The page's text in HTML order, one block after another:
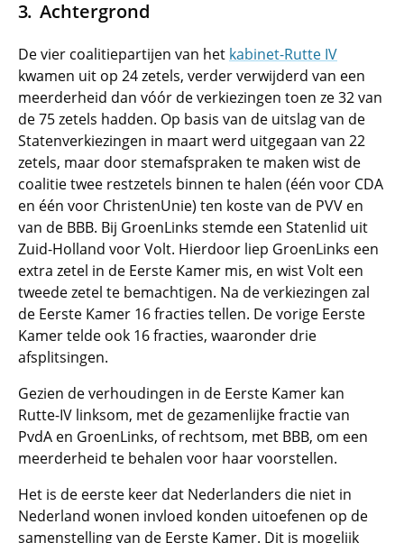
Achtergrond
De vier coalitiepartijen van het kabinet-Rutte IV
kwamen uit op 24 zetels, verder verwijderd van een
meerderheid dan vóór de verkiezingen toen ze 32 van
de 75 zetels hadden. Op basis van de uitslag van de
Statenverkiezingen in maart werd uitgegaan van 22
zetels, maar door stemafspraken te maken wist de
coalitie twee restzetels binnen te halen (één voor CDA
en één voor ChristenUnie) ten koste van de PVV en
van de BBB. Bij GroenLinks stemde een Statenlid uit
Zuid-Holland voor Volt. Hierdoor liep GroenLinks een
extra zetel in de Eerste Kamer mis, en wist Volt een
tweede zetel te bemachtigen. Na de verkiezingen zal
de Eerste Kamer 16 fracties tellen. De vorige Eerste
Kamer telde ook 16 fracties, waaronder drie
afsplitsingen.
Gezien de verhoudingen in de Eerste Kamer kan
Rutte-IV linksom, met de gezamenlijke fractie van
PvdA en GroenLinks, of rechtsom, met BBB, om een
meerderheid te behalen voor haar voorstellen.
Het is de eerste keer dat Nederlanders die niet in
Nederland wonen invloed konden uitoefenen op de
samenstelling van de Eerste Kamer. Dit is mogelijk